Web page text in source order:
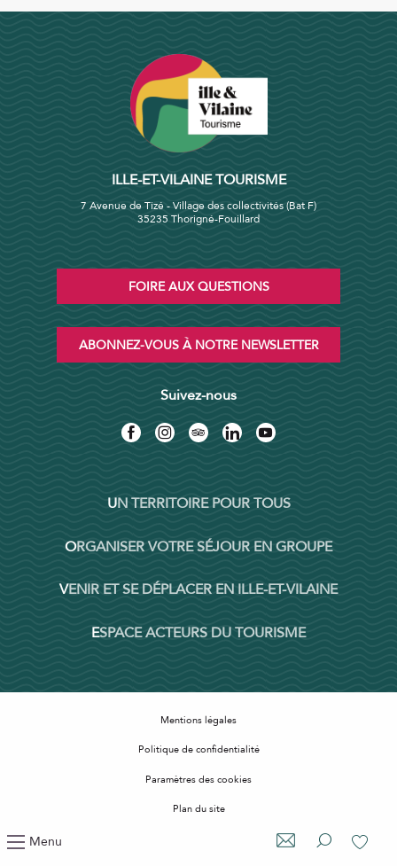
Menu
ILLE-ET-VILAINE TOURISME
7 Avenue de Tizé - Village des collectivités (Bat F)
35235 Thorigné-Fouillard
FOIRE AUX QUESTIONS
ABONNEZ-VOUS À NOTRE NEWSLETTER
Suivez-nous
UN TERRITOIRE POUR TOUS
ORGANISER VOTRE SÉJOUR EN GROUPE
VENIR ET SE DÉPLACER EN ILLE-ET-VILAINE
ESPACE ACTEURS DU TOURISME
Mentions légales
Politique de confidentialité
Paramètres des cookies
Plan du site